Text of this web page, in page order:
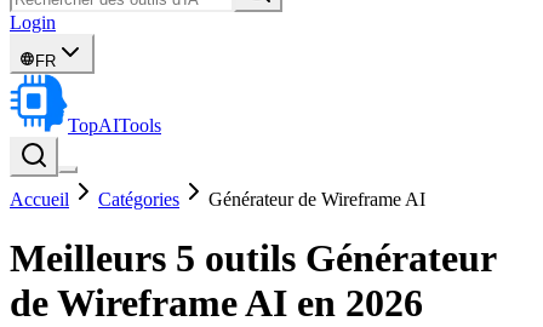
Login
FR
TopAITools
Accueil Catégories Générateur de Wireframe AI
Meilleurs 5 outils Générateur
de Wireframe AI en 2026